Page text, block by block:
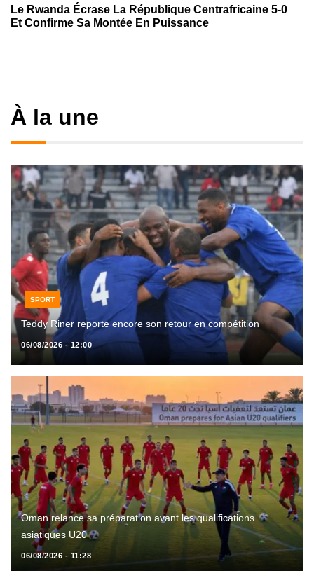
Le Rwanda Écrase La République Centrafricaine 5-0
Et Confirme Sa Montée En Puissance
À la une
SPORT
Teddy Riner reporte encore son retour en compétition
06/08/2026 - 12:00
Oman relance sa préparation avant les qualifications
asiatiques U20
06/08/2026 - 11:28